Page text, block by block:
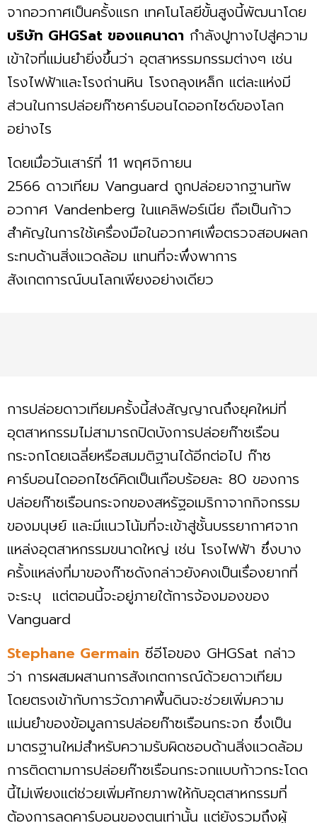
จากอวกาศเป็นครั้งแรก เทคโนโลยีขั้นสูงนี้พัฒนาโดย
บริษัท GHGSat ของแคนาดา กำลังปูทางไปสู่ความ
เข้าใจที่แม่นยำยิ่งขึ้นว่า อุตสาหรรมกรรมต่างๆ เช่น
โรงไฟฟ้าและโรงถ่านหิน โรงถลุงเหล็ก แต่ละแห่งมี
ส่วนในการปล่อยก๊าซคาร์บอนไดออกไซด์ของโลก
อย่างไร
โดยเมื่อวันเสาร์ที่ 11 พฤศจิกายน
2566 ดาวเทียม Vanguard ถูกปล่อยจากฐานทัพ
อวกาศ Vandenberg ในแคลิฟอร์เนีย ถือเป็นก้าว
สำคัญในการใช้เครื่องมือในอวกาศเพื่อตรวจสอบผลก
ระทบด้านสิ่งแวดล้อม แทนที่จะพึ่งพาการ
สังเกตการณ์บนโลกเพียงอย่างเดียว
การปล่อยดาวเทียมครั้งนี้ส่งสัญญาณถึงยุคใหม่ที่
อุตสาหกรรมไม่สามารถปิดบังการปล่อยก๊าซเรือน
กระจกโดยเฉลี่ยหรือสมมติฐานได้อีกต่อไป ก๊าซ
คาร์บอนไดออกไซด์คิดเป็นเกือบร้อยละ 80 ของการ
ปล่อยก๊าซเรือนกระจกของสหรัฐอเมริกาจากกิจกรรม
ของมนุษย์ และมีแนวโน้มที่จะเข้าสู่ชั้นบรรยากาศจาก
แหล่งอุตสาหกรรมขนาดใหญ่ เช่น โรงไฟฟ้า ซึ่งบาง
ครั้งแหล่งที่มาของก๊าซดังกล่าวยังคงเป็นเรื่องยากที่
จะระบุ เเต่ตอนนี้จะอยู่ภายใต้การจ้องมองของ
Vanguard
Stephane Germain ซีอีโอของ GHGSat กล่าว
ว่า การผสมผสานการสังเกตการณ์ด้วยดาวเทียม
โดยตรงเข้ากับการวัดภาคพื้นดินจะช่วยเพิ่มความ
แม่นยำของข้อมูลการปล่อยก๊าซเรือนกระจก ซึ่งเป็น
มาตรฐานใหม่สำหรับความรับผิดชอบด้านสิ่งแวดล้อม
การติดตามการปล่อยก๊าซเรือนกระจกแบบก้าวกระโดด
นี้ไม่เพียงแต่ช่วยเพิ่มศักยภาพให้กับอุตสาหกรรมที่
ต้องการลดคาร์บอนของตนเท่านั้น แต่ยังรวมถึงผู้